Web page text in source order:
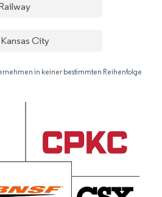
City
in keiner bestimmten Reihenfolge